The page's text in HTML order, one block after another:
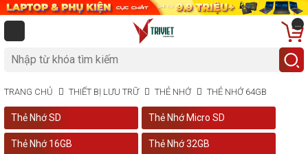
...
TRANG CHỦ THIẾT BỊ LƯU TRỮ THẺ NHỚ THẺ NHỚ 64GB
Thẻ Nhớ SD Thẻ Nhớ Micro SD
Thẻ Nhớ 16GB Thẻ Nhớ 32GB